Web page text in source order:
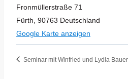
Fronmüllerstraße 71
Fürth, 90763 Deutschland
Google Karte anzeigen
Seminar mit Winfried und Lydia Bauer